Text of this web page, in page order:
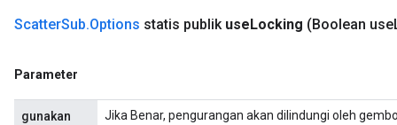
ScatterSub.Options statis publik use Locking (Boolean use
Parameter
gunakan
Jika Benar, pengurangan akan dilindungi oleh